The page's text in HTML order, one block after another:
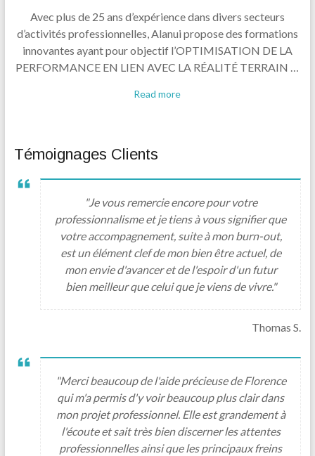
Avec plus de 25 ans d’expérience dans divers secteurs
d’activités professionnelles, Alanui propose des formations
innovantes ayant pour objectif l’OPTIMISATION DE LA
PERFORMANCE EN LIEN AVEC LA RÉALITÉ TERRAIN …
Read more
Témoignages Clients
"Je vous remercie encore pour votre
professionnalisme et je tiens à vous signifier que
votre accompagnement, suite à mon burn-out,
est un élément clef de mon bien être actuel, de
mon envie d'avancer et de l'espoir d'un futur
bien meilleur que celui que je viens de vivre."
Thomas S.
"Merci beaucoup de l'aide précieuse de Florence
qui m'a permis d'y voir beaucoup plus clair dans
mon projet professionnel. Elle est grandement à
l'écoute et sait très bien discerner les attentes
professionnelles ainsi que les principaux freins